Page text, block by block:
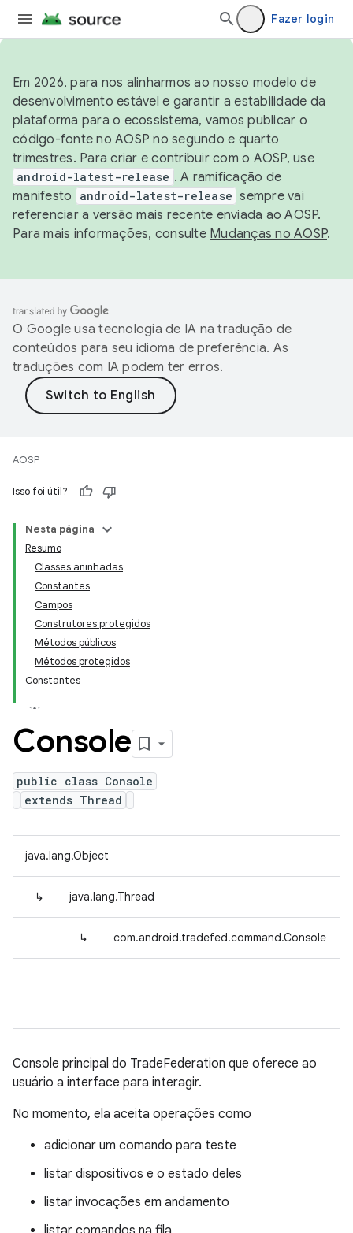
Fazer login
Em 2026, para nos alinharmos ao nosso modelo de
desenvolvimento estável e garantir a estabilidade da
plataforma para o ecossistema, vamos publicar o
código-fonte no AOSP no segundo e quarto
trimestres. Para criar e contribuir com o AOSP, use
android-latest-release . A ramificação de
manifesto
android-latest-release sempre vai
referenciar a versão mais recente enviada ao AOSP.
Para mais informações, consulte Mudanças no AOSP.
O Google usa tecnologia de IA na tradução de
conteúdos para seu idioma de preferência. As
traduções com IA podem ter erros.
AOSP
Isso foi útil?
Nesta página
Resumo
Classes aninhadas
Constantes
Campos
Construtores protegidos
Métodos públicos
Métodos protegidos
Constantes
Console
public class Console
extends Thread
java.lang.Object
↳ java.lang.Thread
↳ com.android.tradefed.command.Console
Console principal do TradeFederation que oferece ao
usuário a interface para interagir.
No momento, ela aceita operações como
adicionar um comando para teste
listar dispositivos e o estado deles
listar invocações em andamento